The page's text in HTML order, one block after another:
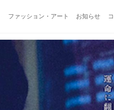
ファッション・アート お知らせ